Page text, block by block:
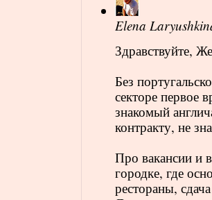
Elena
Здравствуйте,
Без
секторе первое
знакомый
контракту, не
Про вакансии и
городке, где
рестораны,